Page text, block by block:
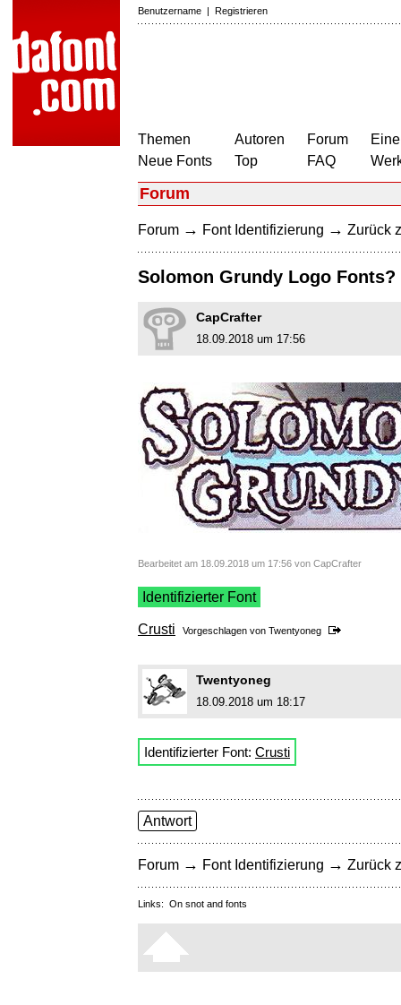
Benutzername | Registrieren
Themen
Neue Fonts
Autoren
Top
Forum
FAQ
Forum
Forum → Font Identifizierung → Zurück
Solomon Grundy Logo Fonts?
CapCrafter
18.09.2018 um 17:56
Bearbeitet am 18.09.2018 um 17:56 von CapCrafter
Identifizierter Font
Crusti Vorgeschlagen von Twentyoneg
Twentyoneg
18.09.2018 um 18:17
Identifizierter Font: Crusti
Antwort
Forum → Font Identifizierung → Zurück
Links: On snot and fonts